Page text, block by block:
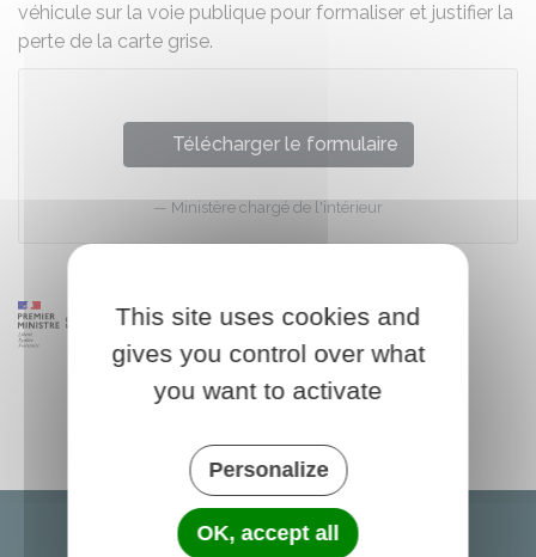
véhicule sur la voie publique pour formaliser et justifier la
perte de la carte grise.
Télécharger le formulaire
Ministère chargé de l'intérieur
This site uses cookies and
gives you control over what
you want to activate
Personalize
OK, accept all